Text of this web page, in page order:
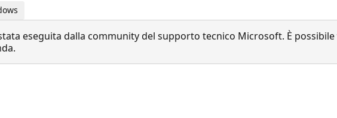
eseguita dalla community del supporto tecnico Microsoft. È